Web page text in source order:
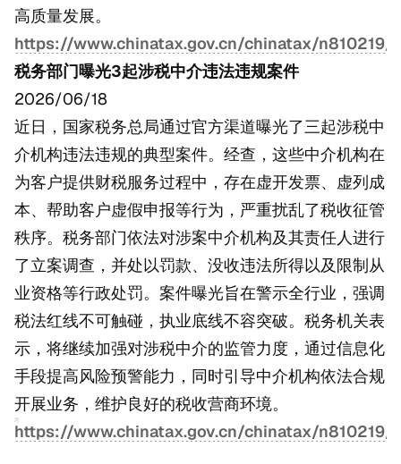
高质量发展。
https://www.chinatax.gov.cn/chinatax/
税务部门曝光3起涉税中介违法违规案件
2026/06/18
近日，国家税务总局通过官方渠道曝光了三起涉税中
介机构违法违规的典型案件。经查，这些中介机构在
为客户提供财税服务过程中，存在虚开发票、虚列成
本、帮助客户虚假申报等行为，严重扰乱了税收征管
秩序。税务部门依法对涉案中介机构及其责任人进行
了立案调查，并处以罚款、没收违法所得以及限制从
业资格等行政处罚。案件曝光旨在警示全行业，强调
税法红线不可触碰，执业底线不容突破。税务机关表
示，将继续加强对涉税中介的监管力度，通过信息化
手段提高风险预警能力，同时引导中介机构依法合规
开展业务，维护良好的税收营商环境。
https://www.chinatax.gov.cn/chinatax/